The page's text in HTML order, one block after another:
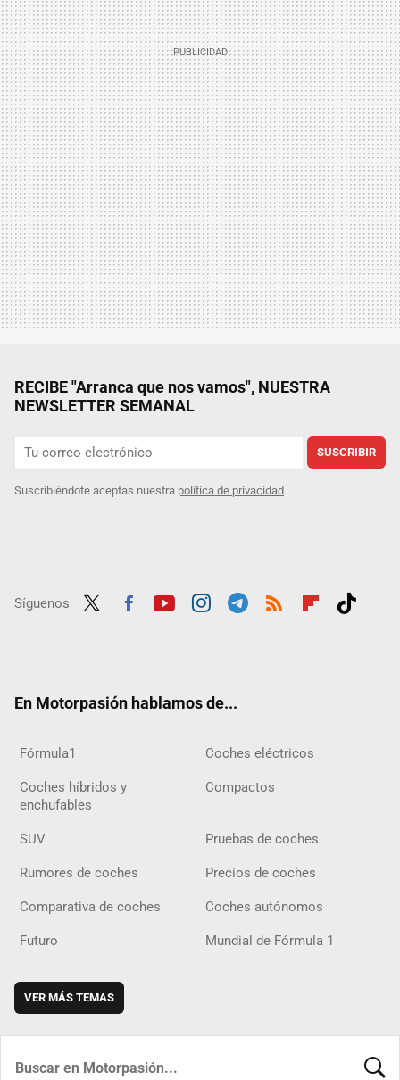
RECIBE "Arranca que nos vamos", NUESTRA
NEWSLETTER SEMANAL
SUSCRIBIR
Suscribiéndote aceptas nuestra política de privacidad
Síguenos
En Motorpasión hablamos de...
Fórmula1 Coches eléctricos
Coches híbridos y
enchufables
Compactos
SUV Pruebas de coches
Rumores de coches Precios de coches
Comparativa de coches Coches autónomos
Futuro Mundial de Fórmula 1
VER MÁS TEMAS